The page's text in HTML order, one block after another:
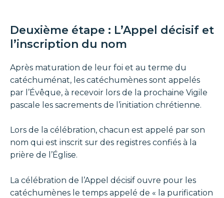
Deuxième étape : L’Appel décisif et
l’inscription du nom
Après maturation de leur foi et au terme du
catéchuménat, les catéchumènes sont appelés
par l’Évêque, à recevoir lors de la prochaine Vigile
pascale les sacrements de l’initiation chrétienne.
Lors de la célébration, chacun est appelé par son
nom qui est inscrit sur des registres confiés à la
prière de l’Église.
La célébration de l’Appel décisif ouvre pour les
catéchumènes le temps appelé de « la purification